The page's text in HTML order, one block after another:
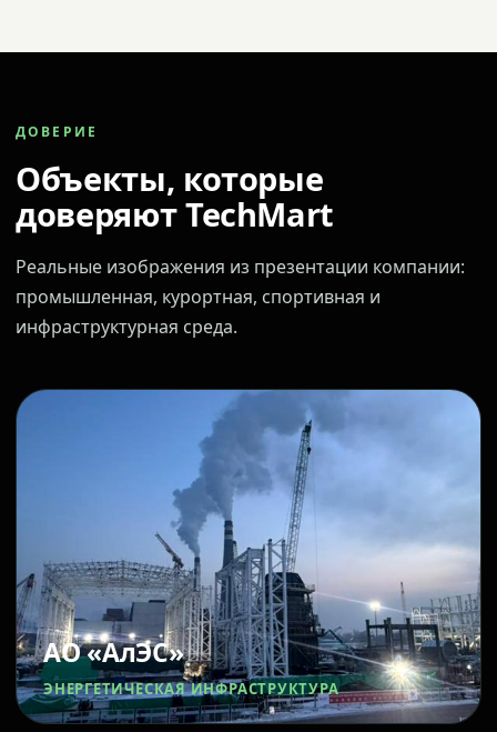
ДОВЕРИЕ
Объекты, которые
доверяют TechMart
Реальные изображения из презентации компании:
промышленная, курортная, спортивная и
инфраструктурная среда.
АО «АлЭС»
ЭНЕРГЕТИЧЕСКАЯ ИНФРАСТРУКТУРА